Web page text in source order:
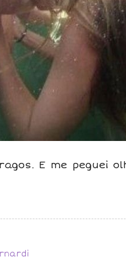
E me peguei